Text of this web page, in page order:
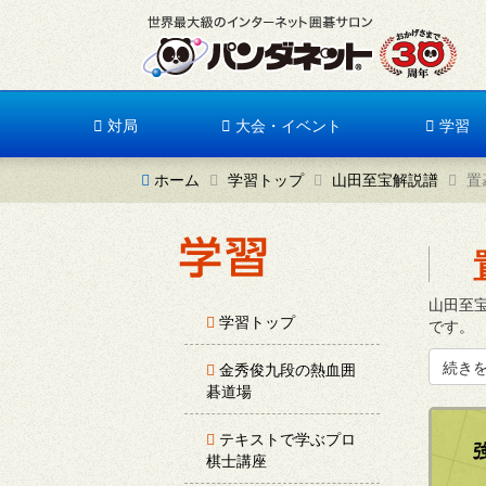
対局 大会・イベント 学習
ホーム 学習トップ 山田至宝解説譜 置
学習トップ
金秀俊九段の熱血囲
碁道場
テキストで学ぶプロ
棋士講座
山田至
です。
続き